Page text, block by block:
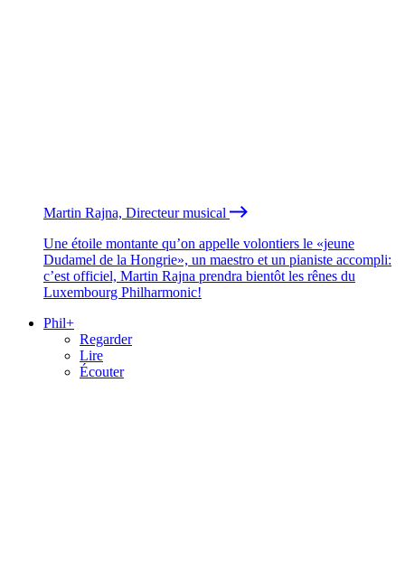
Martin Rajna, Directeur musical
Une étoile montante qu’on appelle volontiers le «jeune
Dudamel de la Hongrie», un maestro et un pianiste accompli:
c’est officiel, Martin Rajna prendra bientôt les rênes du
Luxembourg Philharmonic!
Phil+
Regarder
Lire
Écouter